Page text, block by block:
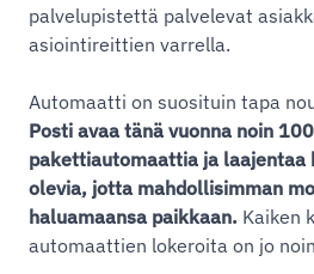
palvelupistettä palvelevat
asiointireittien varrella.
Automaatti on suosituin tapa
Posti avaa tänä vuonna noin
pakettiautomaattia ja laajentaa
olevia, jotta mahdollisimman
haluamaansa paikkaan. Kaiken
automaattien lokeroita on jo